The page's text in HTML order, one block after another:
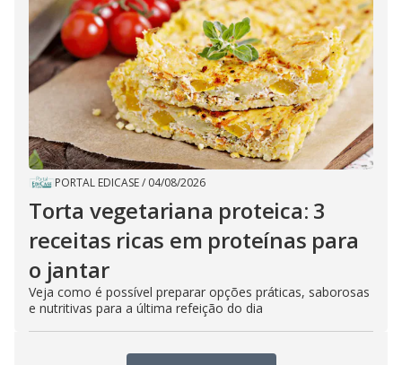
PORTAL EDICASE/ 04/08/2026
Torta vegetariana proteica: 3
receitas ricas em proteínas para
o jantar
Veja como é possível preparar opções práticas, saborosas
e nutritivas para a última refeição do dia